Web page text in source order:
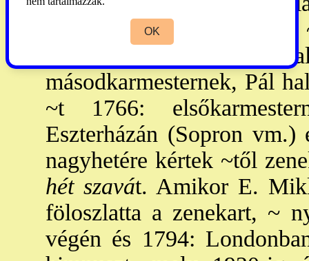
Terézia nevű húga,
Pál Antal
másodkarmesternek, Pál
~t 1766:
Eszterházán (Sopron
nagyhetére kértek ~től
hét szavát. Amikor E.
föloszlatta a zenekart, ~
végén és 1794:
OK